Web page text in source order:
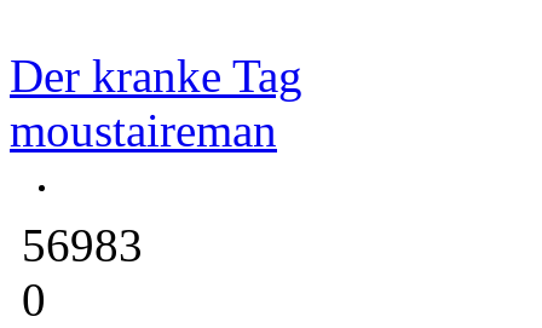
Der kranke Tag
moustaireman
56983
0